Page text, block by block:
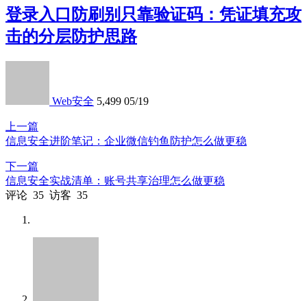
登录入口防刷别只靠验证码：凭证填充攻
击的分层防护思路
Web安全 5,499 05/19
上一篇
信息安全进阶笔记：企业微信钓鱼防护怎么做更稳
下一篇
信息安全实战清单：账号共享治理怎么做更稳
评论 35 访客 35